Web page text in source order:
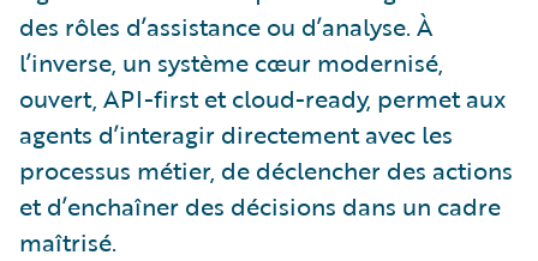
des rôles d’assistance ou d’analyse. À
l’inverse, un système cœur modernisé,
ouvert, API-first et cloud-ready, permet aux
agents d’interagir directement avec les
processus métier, de déclencher des actions
et d’enchaîner des décisions dans un cadre
maîtrisé.